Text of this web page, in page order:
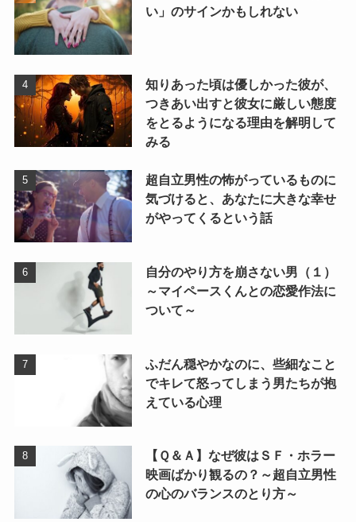
い」のサインかもしれない
知りあった頃は優しかった彼が、
つきあい出すと彼女に厳しい態度
をとるようになる理由を解明して
みる
超自立男性の怖がっているものに
気づけると、あなたに大きな幸せ
がやってくるという話
自分のやり方を崩さない男（１）
～マイペースくんとの恋愛作法に
ついて～
ふだん穏やかなのに、些細なこと
でキレて怒ってしまう男たちが抱
えている心理
【Ｑ＆Ａ】なぜ彼はＳＦ・ホラー
映画ばかり観るの？～超自立男性
の心のバランスのとり方～